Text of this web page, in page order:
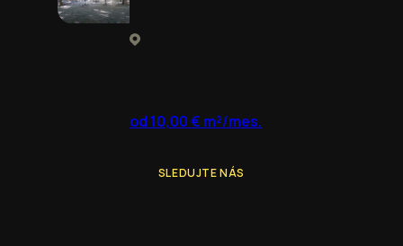
od 10,00 € m²/mes.
SLEDUJTE NÁS